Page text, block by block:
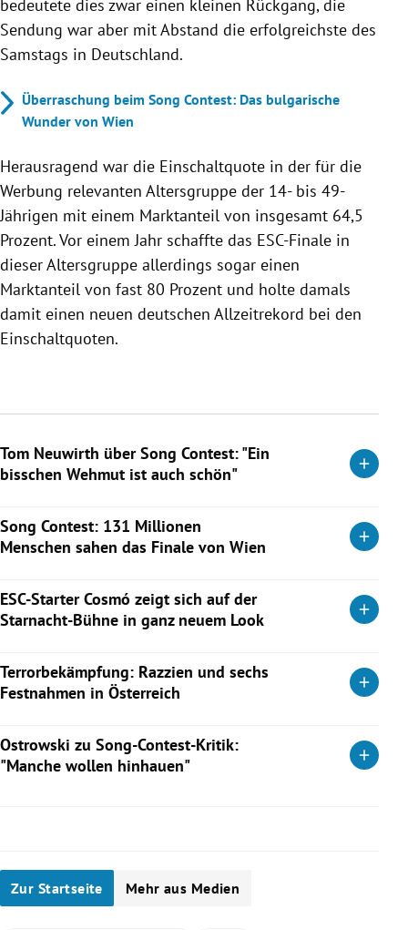
bedeutete dies zwar einen kleinen Rückgang, die
Sendung war aber mit Abstand die erfolgreichste des
Samstags in Deutschland.
Überraschung beim Song Contest: Das bulgarische
Wunder von Wien
Herausragend war die Einschaltquote in der für die
Werbung relevanten Altersgruppe der 14- bis 49-
Jährigen mit einem Marktanteil von insgesamt 64,5
Prozent. Vor einem Jahr schaffte das ESC-Finale in
dieser Altersgruppe allerdings sogar einen
Marktanteil von fast 80 Prozent und holte damals
damit einen neuen deutschen Allzeitrekord bei den
Einschaltquoten.
Tom Neuwirth über Song Contest: "Ein
bisschen Wehmut ist auch schön"
Jetzt ist er aber in der „Fledermaus“ zu sehen. Und er spricht
im KURIER-Interview über diesen einen Moment beim ESC
Weiterlesen
Song Contest: 131 Millionen
Menschen sahen das Finale von Wien
Rückgang im Vergleich zum Vorjahr.
ESC-Starter Cosmó zeigt sich auf der
Starnacht-Bühne in ganz neuem Look
neues Kapitel aufschlagen.
Terrorbekämpfung: Razzien und sechs
Festnahmen in Österreich
den islamistischen Extremismus und Terrorismus durch. Der
jüngste Verdächtige ist 14 Jahre alt.
Ostrowski zu Song-Contest-Kritik:
"Manche wollen hinhauen"
Weiterlesen
Zur Startseite Mehr aus Medien